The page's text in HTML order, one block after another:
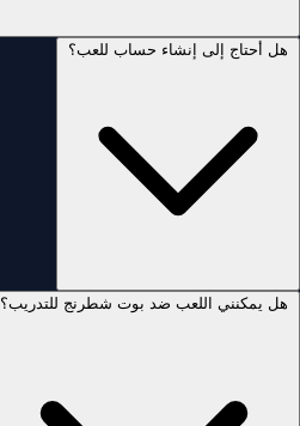
هل أحتاج إلى إنشاء حساب للعب؟
هل يمكنني اللعب ضد بوت شطرنج للتدريب؟